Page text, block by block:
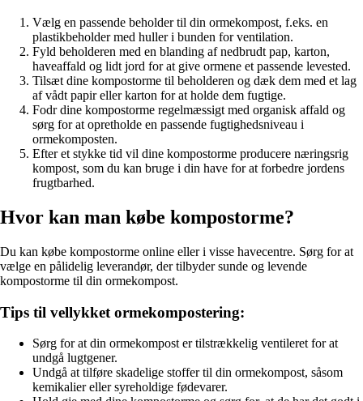
Vælg en passende beholder til din ormekompost, f.eks. en
plastikbeholder med huller i bunden for ventilation.
Fyld beholderen med en blanding af nedbrudt pap, karton,
haveaffald og lidt jord for at give ormene et passende levested.
Tilsæt dine kompostorme til beholderen og dæk dem med et lag
af vådt papir eller karton for at holde dem fugtige.
Fodr dine kompostorme regelmæssigt med organisk affald og
sørg for at opretholde en passende fugtighedsniveau i
ormekomposten.
Efter et stykke tid vil dine kompostorme producere næringsrig
kompost, som du kan bruge i din have for at forbedre jordens
frugtbarhed.
Hvor kan man købe kompostorme?
Du kan købe kompostorme online eller i visse havecentre. Sørg for at
vælge en pålidelig leverandør, der tilbyder sunde og levende
kompostorme til din ormekompost.
Tips til vellykket ormekompostering:
Sørg for at din ormekompost er tilstrækkelig ventileret for at
undgå lugtgener.
Undgå at tilføre skadelige stoffer til din ormekompost, såsom
kemikalier eller syreholdige fødevarer.